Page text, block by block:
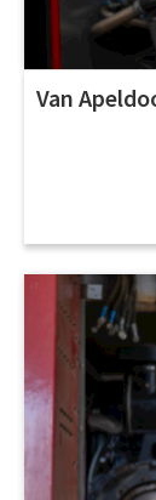
Van